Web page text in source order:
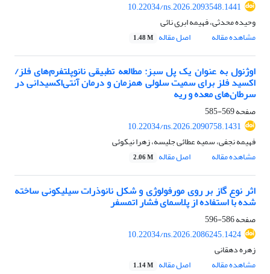
10.22034/ns.2026.2093548.1441
وحیده محدثی، فهیمه ابری نائی
مشاهده مقاله
اصل مقاله 1.48 M
اوژنول به عنوان یک پل سبز: مطالعه تطبیقی نانوپلتفرم‌های فلز/
اکسید فلز برای سمیت سلولی همزمان و درمان آنتی‌اکسیدانی در
سرطان‌های معده و ریه
صفحه569-585
10.22034/ns.2026.2090758.1431
فهیمه نجفی، سمیه عطائی جلیسه، زهرا نیکوئی
مشاهده مقاله
اصل مقاله 2.06 M
اثر نوع گاز بر روی مورفولوژی و شکل نانوذرات سیلیکونی ساخته
شده با استفاده از پلاسمای فشار اتمسفر
صفحه586-596
10.22034/ns.2026.2086245.1424
زهره دهقانی
مشاهده مقاله
اصل مقاله 1.14 M